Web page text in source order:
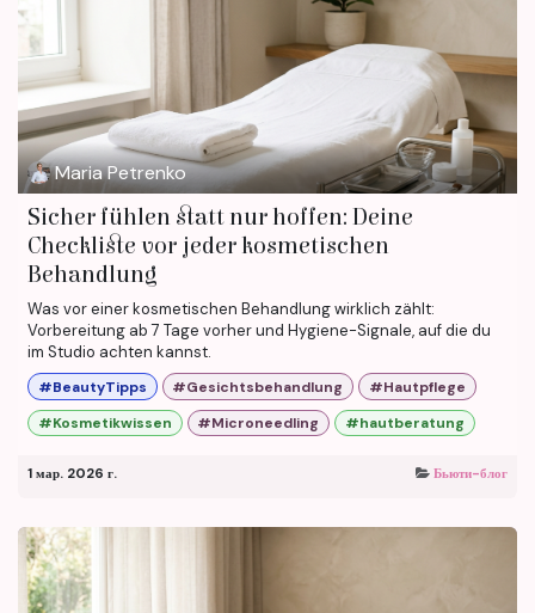
Maria Petrenko
Sicher fühlen statt nur hoffen: Deine
Checkliste vor jeder kosmetischen
Behandlung
Was vor einer kosmetischen Behandlung wirklich zählt:
Vorbereitung ab 7 Tage vorher und Hygiene-Signale, auf die du
im Studio achten kannst.
#BeautyTipps #Gesichtsbehandlung
#Hautpflege
#Kosmetikwissen
#Microneedling #hautberatung
1 мар. 2026 г. Бьюти-блог